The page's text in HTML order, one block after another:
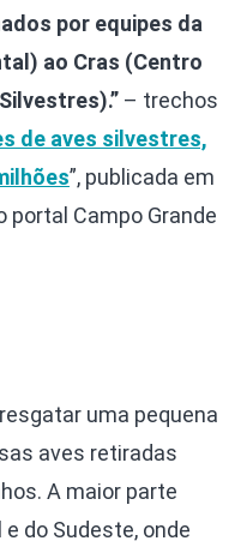
por equipes da
ao Cras (Centro
– trechos
de aves silvestres,
”, publicada em
portal Campo Grande
uma pequena
aves retiradas
A maior parte
do Sudeste, onde